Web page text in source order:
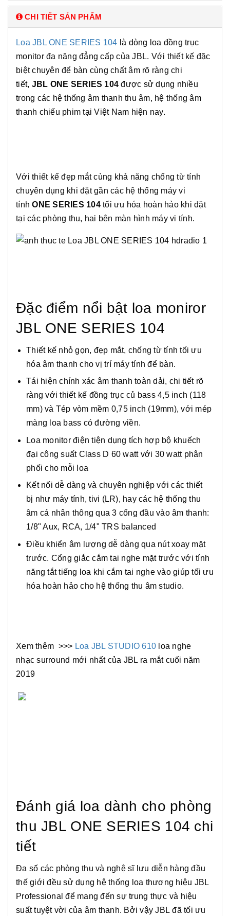
CHI TIẾT SẢN PHẨM
Loa JBL ONE SERIES 104 là dòng loa đồng trục
monitor đa năng đẳng cấp của JBL. Với thiết kế đặc
biệt chuyên để bàn cùng chất âm rõ ràng chi
tiết, JBL ONE SERIES 104 được sử dụng nhiều
trong các hệ thống âm thanh thu âm, hệ thống âm
thanh chiếu phim tại Việt Nam hiện nay.
Với thiết kế đẹp mắt cùng khả năng chống từ tính
chuyên dụng khi đặt gần các hệ thống máy vi
tínhONE SERIES 104 tối ưu hóa hoàn hảo khi đặt
tại các phòng thu, hai bên màn hình máy vi tính.
Đặc điểm nổi bật loa moniror
JBL ONE SERIES 104
Thiết kế nhỏ gọn, đẹp mắt, chống từ tính tối ưu
hóa âm thanh cho vị trí máy tính để bàn.
Tái hiện chính xác âm thanh toàn dải, chi tiết rõ
ràng với thiết kế đồng trục củ bass 4,5 inch (118
mm) và Tép vòm mềm 0,75 inch (19mm), với mép
màng loa bass có đường viền.
Loa monitor điện tiện dụng tích hợp bộ khuếch
đại công suất Class D 60 watt với 30 watt phân
phối cho mỗi loa
Kết nối dễ dàng và chuyên nghiệp với các thiết
bị như máy tính, tivi (LR), hay các hệ thống thu
âm cá nhân thông qua 3 cổng đầu vào âm thanh:
1/8" Aux, RCA, 1/4" TRS balanced
Điều khiển âm lượng dễ dàng qua nút xoay mặt
trước. Cổng giắc cắm tai nghe mặt trước với tính
năng tắt tiếng loa khi cắm tai nghe vào giúp tối ưu
hóa hoàn hảo cho hệ thống thu âm studio.
Xem thêm >>> Loa JBL STUDIO 610 loa nghe
nhạc surround mới nhất của JBL ra mắt cuối năm
2019
Đánh giá loa dành cho phòng
thu JBL ONE SERIES 104 chi
tiết
Đa số các phòng thu và nghệ sĩ lưu diễn hàng đầu
thế giới đều sử dụng hệ thống loa thương hiệu JBL
Professional để mang đến sự trung thực và hiệu
suất tuyệt vời của âm thanh. Bởi vậy JBL đã tối ưu